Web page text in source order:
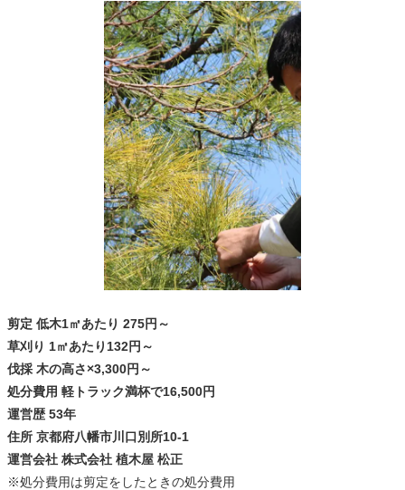
剪定 低木1㎡あたり 275円～
草刈り 1㎡あたり132円～
伐採 木の高さ×3,300円～
処分費用 軽トラック満杯で16,500円
運営歴 53年
住所 京都府八幡市川口別所10-1
運営会社 株式会社 植木屋 松正
※処分費用は剪定をしたときの処分費用